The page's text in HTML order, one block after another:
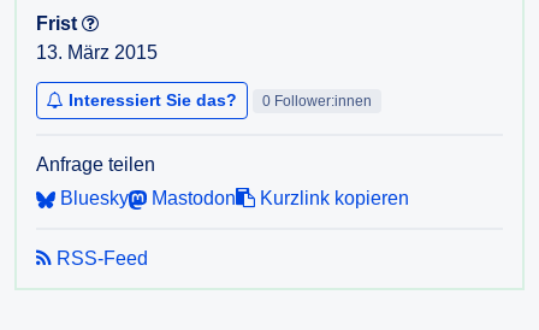
Frist
13. März 2015
Interessiert Sie das? 0 Follower:innen
Anfrage teilen
Bluesky
Mastodon Kurzlink kopieren
RSS-Feed